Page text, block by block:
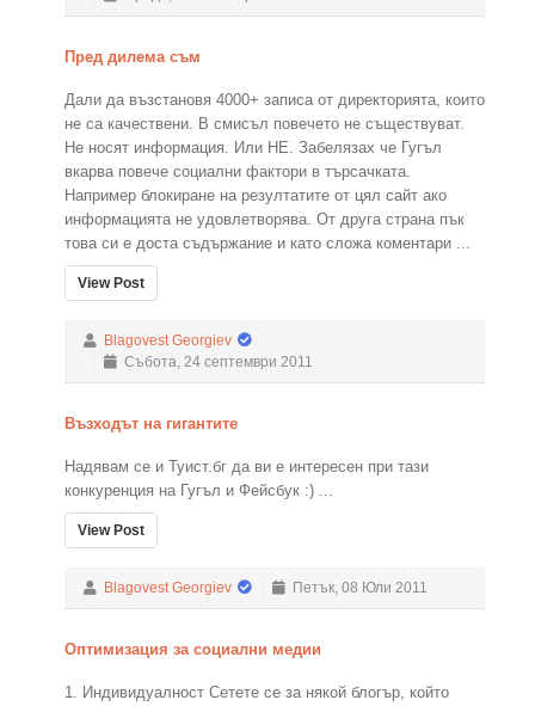
Пред дилема съм
Дали да възстановя 4000+ записа от директорията, които
не са качествени. В смисъл повечето не съществуват.
Не носят информация. Или НЕ. Забелязах че Гугъл
вкарва повече социални фактори в търсачката.
Например блокиране на резултатите от цял сайт ако
информацията не удовлетворява. От друга страна пък
това си е доста съдържание и като сложа коментари ...
View Post
Blagovest Georgiev
Събота, 24 септември 2011
Възходът на гигантите
Надявам се и Туист.бг да ви е интересен при тази
конкуренция на Гугъл и Фейсбук :) ...
View Post
Blagovest Georgiev Петък, 08 Юли 2011
Оптимизация за социални медии
1. Индивидуалност Сетете се за някой блогър, който